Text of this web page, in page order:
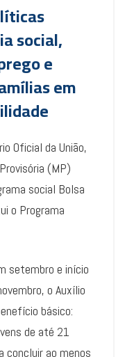
social,
e
em
Oficial da União,
(MP)
social Bolsa
o Programa
setembro e início
o Auxílio
básico:
de até 21
concluir ao menos